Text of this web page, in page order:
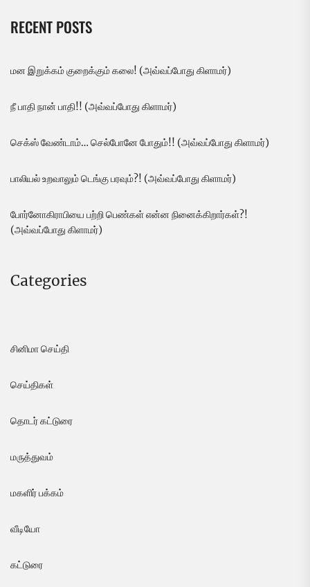
RECENT POSTS
மன இறுக்கம் குறைக்கும் கலை! (அவ்வப்போது கிளாமர்)
நீ பாதி நான் பாதி!! (அவ்வப்போது கிளாமர்)
செக்ஸ் வேண்டாம்… செல்போனே போதும்!! (அவ்வப்போது கிளாமர்)
பாலியல் உறவாலும் டெங்கு பரவும்?! (அவ்வப்போது கிளாமர்)
போர்னோகிராபியை பற்றி பெண்கள் என்ன நினைக்கிறார்கள்?!
(அவ்வப்போது கிளாமர்)
Categories
சினிமா செய்தி
செய்திகள்
தொடர் கட்டுரை
மருத்துவம்
மகளிர் பக்கம்
வீடியோ
கட்டுரை